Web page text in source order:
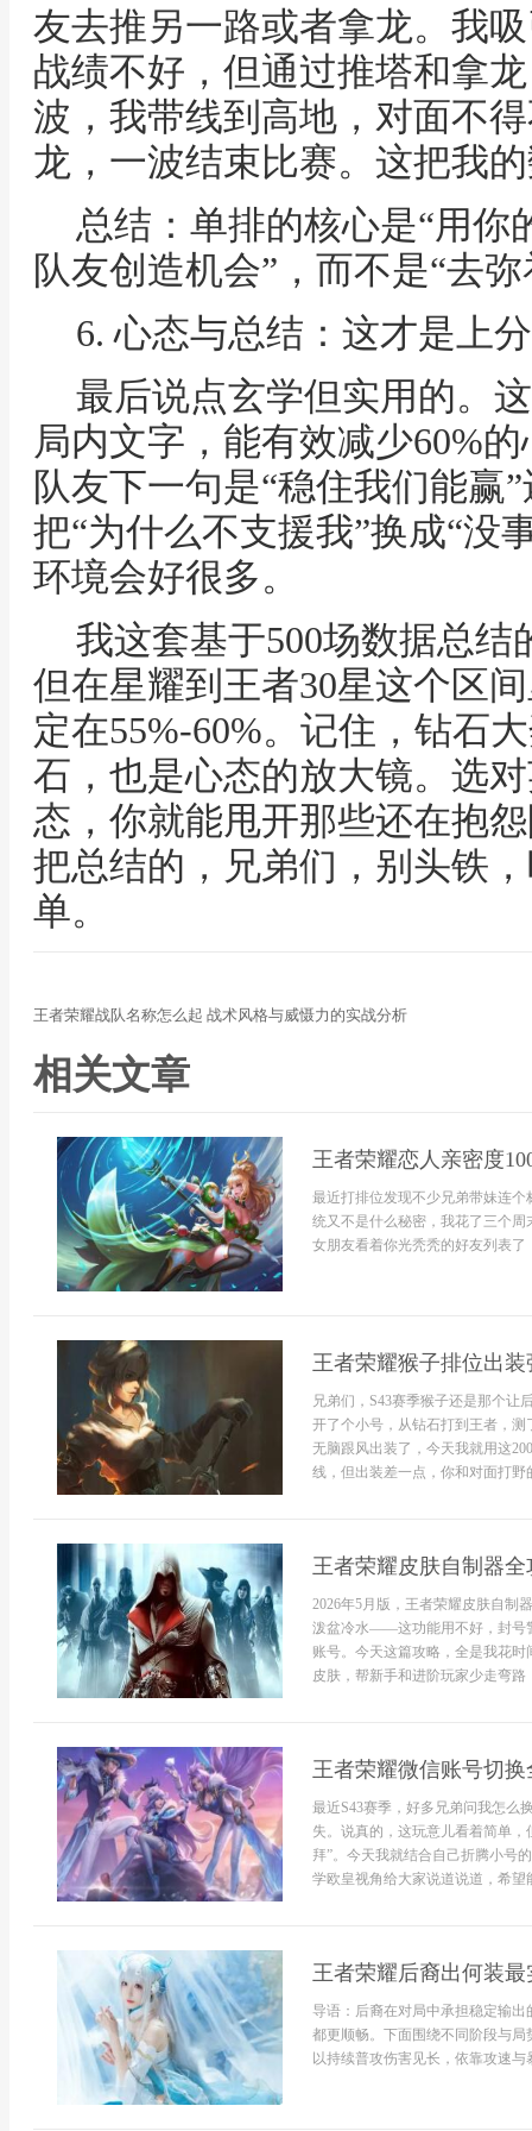
友去推另一路或者拿龙。我
战绩不好，但通过推塔和拿
波，我带线到高地，对面不
龙，一波结束比赛。这把我
总结：单排的核心是“用你
队友创造机会”，而不是“去
6. 心态与总结：这才是上
最后说点玄学但实用的。
局内文字，能有效减少60%
队友下一句是“稳住我们能赢
把“为什么不支援我”换成“没
环境会好很多。
我这套基于500场数据总
但在星耀到王者30星这个区
定在55%-60%。记住，钻石
石，也是心态的放大镜。选
态，你就能甩开那些还在抱
把总结的，兄弟们，别头铁
单。
王者荣耀战队名称怎么起 战术风格与威慑力的实战分析
相关文章
王者荣耀恋人亲密度
最近打排位发现不少兄弟带妹连个
统又不是什么秘密，我花了三个
女朋友看着你光秃秃的好友列表
王者荣耀猴子排位出
兄弟们，S43赛季猴子还是那个让
开了个小号，从钻石打到王者，
无脑跟风出装了，今天我就用这
线，但出装差一点，你和对面打野
王者荣耀皮肤自制器
2026年5月版，王者荣耀皮肤自制
泼盆冷水——这功能用不好，封号
账号。今天这篇攻略，全是我花
皮肤，帮新手和进阶玩家少走弯路
王者荣耀微信账号切
最近S43赛季，好多兄弟问我怎么
失。说真的，这玩意儿看着简单
拜”。今天我就结合自己折腾小号
学欧皇视角给大家说道说道，希望
王者荣耀后裔出何装
导语：后裔在对局中承担稳定输
都更顺畅。下面围绕不同阶段与
以持续普攻伤害见长，依靠攻速与